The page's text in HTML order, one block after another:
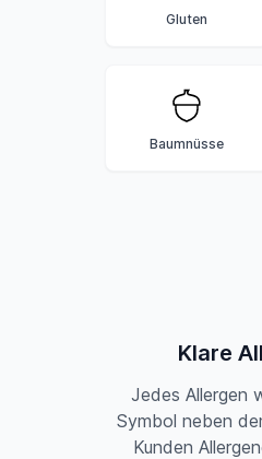
Gluten
Baumnüsse
Klare
Jedes Allergen
Symbol neben
Kunden